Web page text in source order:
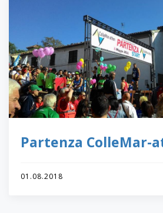
Partenza ColleMar-
01.08.2018